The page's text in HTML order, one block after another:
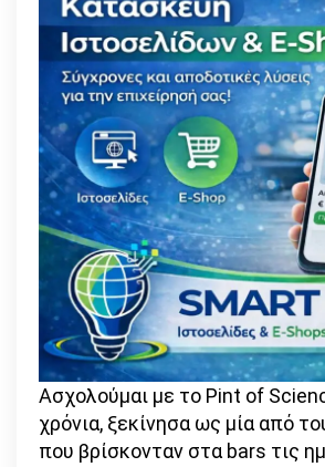
ένα
ποτό»
Ασχολούμαι με το Pint of
χρόνια, ξεκίνησα ως μία από
που βρίσκονταν στα bars τις